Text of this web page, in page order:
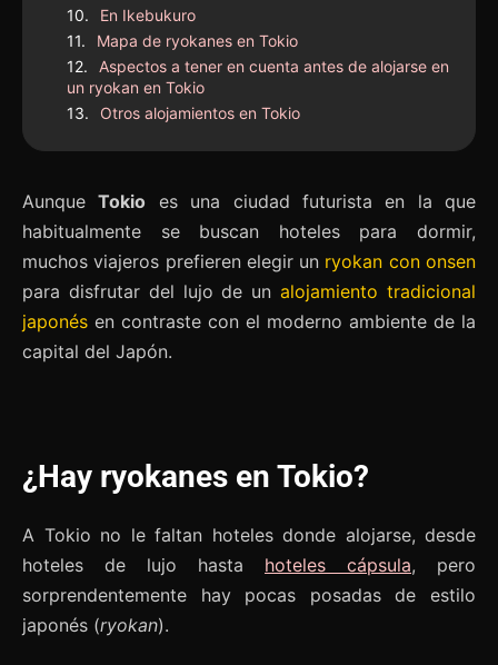
En Ikebukuro
Mapa de ryokanes en Tokio
Aspectos a tener en cuenta antes de alojarse en
un ryokan en Tokio
Otros alojamientos en Tokio
AunqueTokio es una ciudad futurista en la que
habitualmente se buscan hoteles para dormir,
muchos viajeros prefieren elegir un ryokan con onsen
para disfrutar del lujo de unalojamiento tradicional
japonés en contraste con el moderno ambiente de la
capital del Japón.
¿Hay ryokanes en Tokio?
A Tokio no le faltan hoteles donde alojarse, desde
hoteles de lujo hasta hoteles cápsula, pero
sorprendentemente hay pocas posadas de estilo
japonés (ryokan).